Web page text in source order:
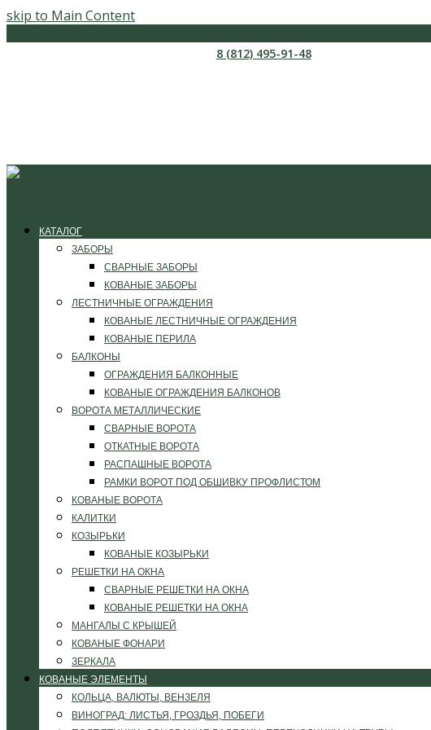
skip to Main Content
8 (812) 495-91-48
КАТАЛОГ
ЗАБОРЫ
СВАРНЫЕ ЗАБОРЫ
КОВАНЫЕ ЗАБОРЫ
ЛЕСТНИЧНЫЕ ОГРАЖДЕНИЯ
КОВАНЫЕ ЛЕСТНИЧНЫЕ ОГРАЖДЕНИЯ
КОВАНЫЕ ПЕРИЛА
БАЛКОНЫ
ОГРАЖДЕНИЯ БАЛКОННЫЕ
КОВАНЫЕ ОГРАЖДЕНИЯ БАЛКОНОВ
ВОРОТА МЕТАЛЛИЧЕСКИЕ
СВАРНЫЕ ВОРОТА
ОТКАТНЫЕ ВОРОТА
РАСПАШНЫЕ ВОРОТА
РАМКИ ВОРОТ ПОД ОБШИВКУ ПРОФЛИСТОМ
КОВАНЫЕ ВОРОТА
КАЛИТКИ
КОЗЫРЬКИ
КОВАНЫЕ КОЗЫРЬКИ
РЕШЕТКИ НА ОКНА
СВАРНЫЕ РЕШЕТКИ НА ОКНА
КОВАНЫЕ РЕШЕТКИ НА ОКНА
МАНГАЛЫ С КРЫШЕЙ
КОВАНЫЕ ФОНАРИ
ЗЕРКАЛА
КОВАНЫЕ ЭЛЕМЕНТЫ
КОЛЬЦА, ВАЛЮТЫ, ВЕНЗЕЛЯ
ВИНОГРАД: ЛИСТЬЯ, ГРОЗДЬЯ, ПОБЕГИ